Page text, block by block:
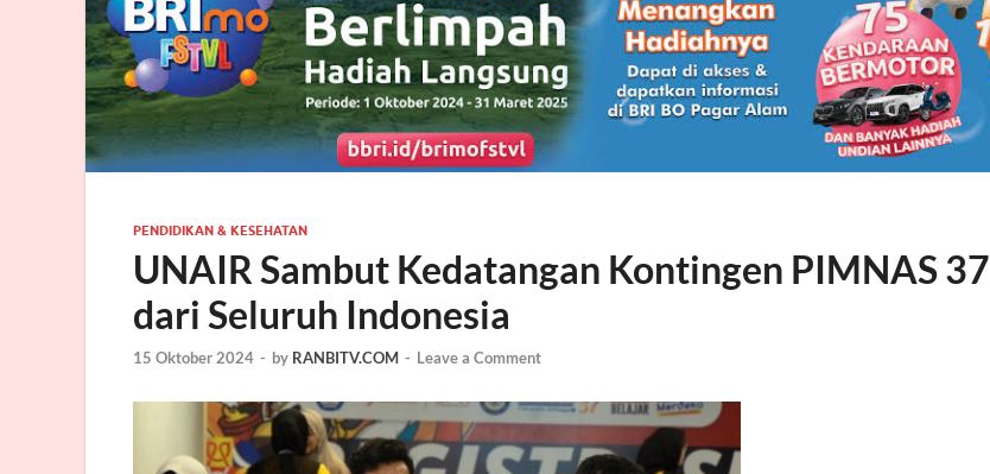
PENDIDIKAN & KESEHATAN
UNAIR Sambut Kedatangan Kontingen PIMNAS 37
dari Seluruh Indonesia
15 Oktober 2024 - by RANBITV.COM - Leave a Comment